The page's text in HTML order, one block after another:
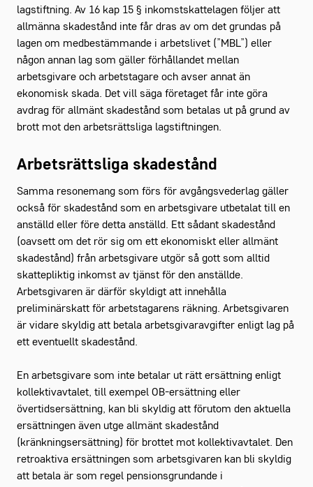
lagstiftning. Av 16 kap 15 § inkomstskattelagen följer att
allmänna skadestånd inte får dras av om det grundas på
lagen om medbestämmande i arbetslivet (”MBL”) eller
någon annan lag som gäller förhållandet mellan
arbetsgivare och arbetstagare och avser annat än
ekonomisk skada. Det vill säga företaget får inte göra
avdrag för allmänt skadestånd som betalas ut på grund av
brott mot den arbetsrättsliga lagstiftningen.
Arbetsrättsliga skadestånd
Samma resonemang som förs för avgångsvederlag gäller
också för skadestånd som en arbetsgivare utbetalat till en
anställd eller före detta anställd. Ett sådant skadestånd
(oavsett om det rör sig om ett ekonomiskt eller allmänt
skadestånd) från arbetsgivare utgör så gott som alltid
skattepliktig inkomst av tjänst för den anställde.
Arbetsgivaren är därför skyldigt att innehålla
preliminärskatt för arbetstagarens räkning. Arbetsgivaren
är vidare skyldig att betala arbetsgivaravgifter enligt lag på
ett eventuellt skadestånd.
En arbetsgivare som inte betalar ut rätt ersättning enligt
kollektivavtalet, till exempel OB-ersättning eller
övertidsersättning, kan bli skyldig att förutom den aktuella
ersättningen även utge allmänt skadestånd
(kränkningsersättning) för brottet mot kollektivavtalet. Den
retroaktiva ersättningen som arbetsgivaren kan bli skyldig
att betala är som regel pensionsgrundande i